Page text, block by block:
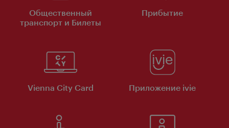
Общественный
транспорт и Билеты
Прибытие
Vienna City Card Приложение ivie